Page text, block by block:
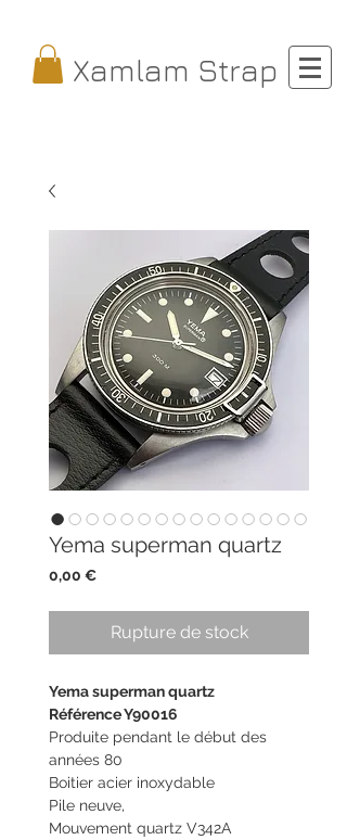
Xamlam Strap
Yema superman quartz
0,00 €Prix
Rupture de stock
Yema superman quartz
Référence Y90016
Produite pendant le début des
années 80
Boitier acier inoxydable
Pile neuve,
Mouvement quartz V342A